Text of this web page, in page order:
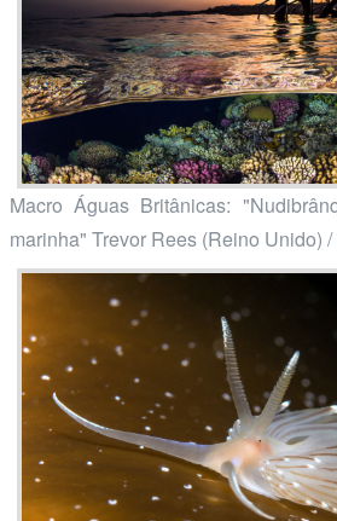
Macro Águas Britânicas:
marinha" Trevor Rees (Reino Unido)